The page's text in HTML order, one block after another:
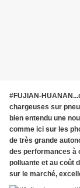
#FUJIAN-
chargeuses sur
bien entendu une
comme ici sur les
de très grande
des performances à
polluante et au coût
sur le marché,